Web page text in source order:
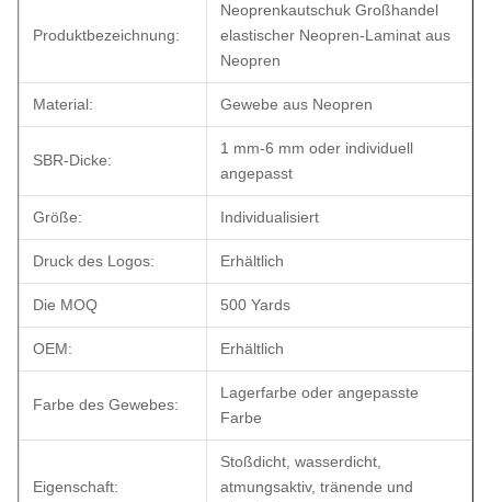
Produktbezeichnung:
Neoprenkautschuk Großhandel
elastischer Neopren-Laminat aus
Neopren
Material: Gewebe aus Neopren
SBR-Dicke:
1 mm-6 mm oder individuell
angepasst
Größe: Individualisiert
Druck des Logos: Erhältlich
Die MOQ 500 Yards
OEM: Erhältlich
Farbe des Gewebes:
Lagerfarbe oder angepasste
Farbe
Eigenschaft:
Stoßdicht, wasserdicht,
atmungsaktiv, tränende und